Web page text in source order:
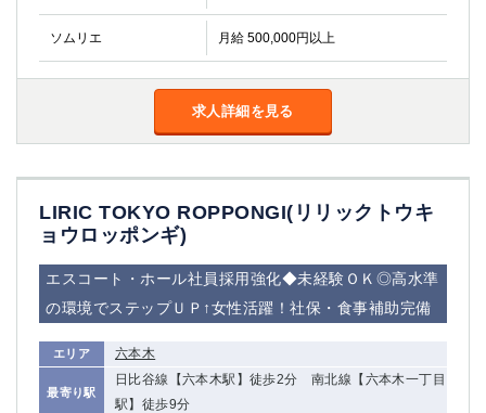
ソムリエ 月給 500,000円以上
求人詳細を見る
LIRIC TOKYO ROPPONGI(リリックトウキ
ョウロッポンギ)
エスコート・ホール社員採用強化◆未経験ＯＫ◎高水準
の環境でステップＵＰ↑女性活躍！社保・食事補助完備
エリア 六本木
最寄り駅
日比谷線【六本木駅】徒歩2分 南北線【六本木一丁目
駅】徒歩9分